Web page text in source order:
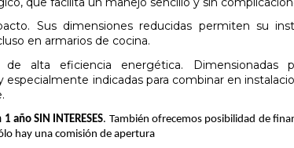
Sus dimensiones reducidas permiten su
en armarios de cocina.
de alta eficiencia energética. Dimensionadas
especialmente indicadas para combinar en
año SIN INTERESES. También ofrecemos posibilidad de
hay una comisión de apertura